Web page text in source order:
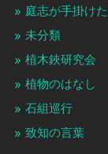
庭志が手掛け
未分類
植木鋏研究会
植物のはなし
石組巡行
致知の言葉